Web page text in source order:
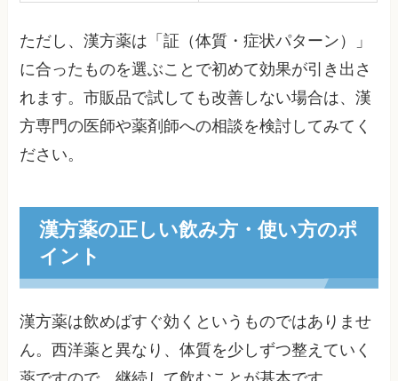
ただし、漢方薬は「証（体質・症状パターン）」
に合ったものを選ぶことで初めて効果が引き出さ
れます。市販品で試しても改善しない場合は、漢
方専門の医師や薬剤師への相談を検討してみてく
ださい。
漢方薬の正しい飲み方・使い方のポ
イント
漢方薬は飲めばすぐ効くというものではありませ
ん。西洋薬と異なり、体質を少しずつ整えていく